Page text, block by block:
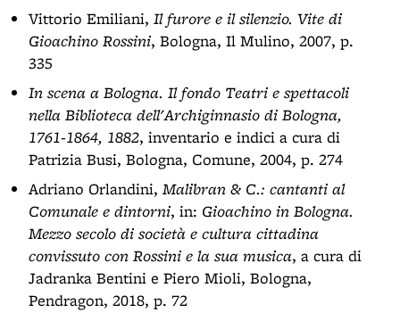
Vittorio Emiliani, Il furore e il silenzio. Vite di
Gioachino Rossini, Bologna, Il Mulino, 2007, p.
335
In scena a Bologna. Il fondo Teatri e spettacoli
nella Biblioteca dell'Archiginnasio di Bologna,
1761-1864, 1882, inventario e indici a cura di
Patrizia Busi, Bologna, Comune, 2004, p. 274
Adriano Orlandini, Malibran & C.: cantanti al
Comunale e dintorni, in: Gioachino in Bologna.
Mezzo secolo di società e cultura cittadina
convissuto con Rossini e la sua musica, a cura di
Jadranka Bentini e Piero Mioli, Bologna,
Pendragon, 2018, p. 72